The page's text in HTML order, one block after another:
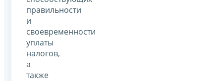
правильности
и
своевременности
уплаты
налогов,
а
также